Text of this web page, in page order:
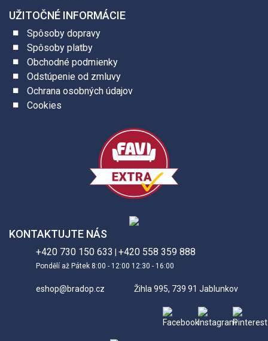
UŽITOČNÉ INFORMÁCIE
Spôsoby dopravy
Spôsoby platby
Obchodné podmienky
Odstúpenie od zmluvy
Ochrana osobných údajov
Cookies
KONTAKTUJTE NÁS
+420 730 150 633 | +420 558 359 888
Pondělí až Pátek 8:00 - 12:00 12:30 - 16:00
eshop@bradop.cz Žihla 995, 739 91 Jablunkov